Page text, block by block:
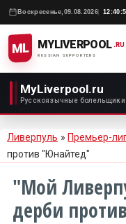
Воскресенье, 09.08.2026
ML MYLIVERPOOL
RUSSIAN SUPPORTERS
.RU
MyLiverpool.ru
Русскоязычные болельщики
Ливерпуль » Премьер-
против "Юнайтед"
"Мой
дерби